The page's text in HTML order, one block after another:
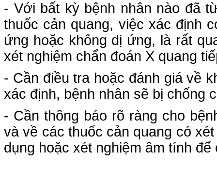
- Với bất kỳ bệnh nhân nào đã
thuốc cản quang, việc xác định
ứng hoặc không dị ứng, là rất
xét nghiệm chẩn đoán X quang
- Cần điều tra hoặc đánh giá về
xác định, bệnh nhân sẽ bị chống
- Cần thông báo rõ ràng cho
và về các thuốc cản quang có
dụng hoặc xét nghiệm âm tính